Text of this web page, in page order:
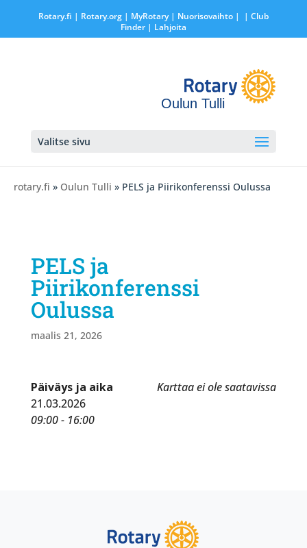
Rotary.fi | Rotary.org| MyRotary | Nuorisovaihto|
| Club
Finder| Lahjoita
Oulun Tulli
Valitse sivu
rotary.fi » Oulun Tulli » PELS ja Piirikonferenssi Oulussa
PELS ja
Piirikonferenssi
Oulussa
maalis 21, 2026
Karttaa ei ole saatavissa
Päiväys ja aika
21.03.2026
09:00 - 16:00